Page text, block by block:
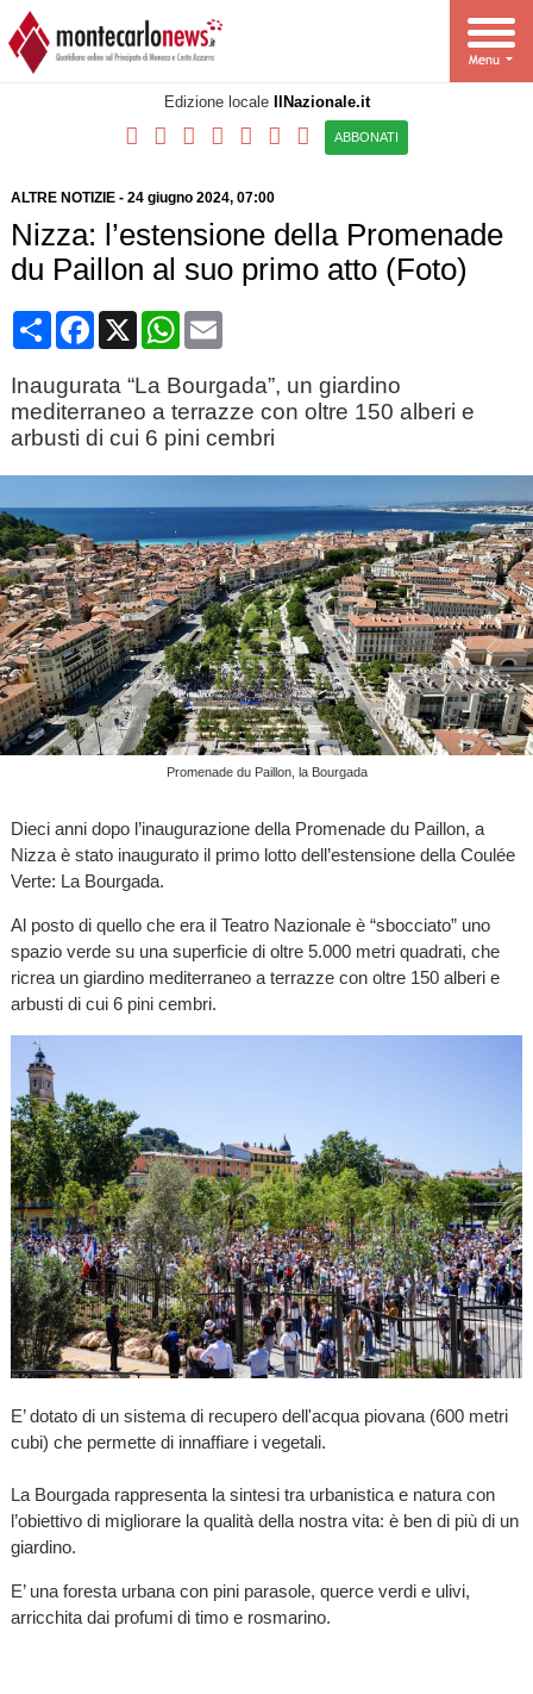
Edizione locale IlNazionale.it
ABBONATI
ALTRE NOTIZIE- 24 giugno 2024, 07:00
Nizza: l’estensione della Promenade
du Paillon al suo primo atto (Foto)
CondividiFacebook
X WhatsApp
Email
Inaugurata “La Bourgada”, un giardino
mediterraneo a terrazze con oltre 150 alberi e
arbusti di cui 6 pini cembri
Promenade du Paillon, la Bourgada
Dieci anni dopo l’inaugurazione della Promenade du Paillon, a
Nizza è stato inaugurato il primo lotto dell’estensione della Coulée
Verte: La Bourgada.
Al posto di quello che era il Teatro Nazionale è “sbocciato” uno
spazio verde su una superficie di oltre 5.000 metri quadrati, che
ricrea un giardino mediterraneo a terrazze con oltre 150 alberi e
arbusti di cui 6 pini cembri.
E’ dotato di un sistema di recupero dell'acqua piovana (600 metri
cubi) che permette di innaffiare i vegetali.
La Bourgada rappresenta la sintesi tra urbanistica e natura con
l’obiettivo di migliorare la qualità della nostra vita: è ben di più di un
giardino.
E’ una foresta urbana con pini parasole, querce verdi e ulivi,
arricchita dai profumi di timo e rosmarino.